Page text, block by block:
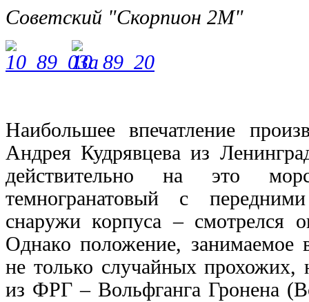
Советский "Скорпион 2M"
Наибольшее впечатление
Андрея Кудрявцева из
действительно на это
темногранатовый с
снаружи корпуса – смотрелся
Однако положение, занимаемое
не только случайных
из ФРГ – Вольфганга Гронена